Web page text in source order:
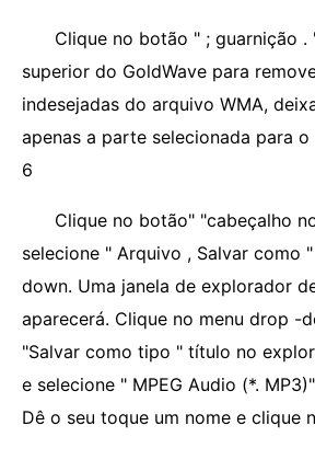
Clique no botão " ; guarnição
superior do GoldWave para
indesejadas do arquivo WMA,
apenas a parte selecionada para
6
Clique no botão" "cabeçalho
selecione " Arquivo , Salvar como
down. Uma janela de explorador
aparecerá. Clique no menu drop -
"Salvar como tipo " título no
e selecione " MPEG Audio (*.
Dê o seu toque um nome e clique